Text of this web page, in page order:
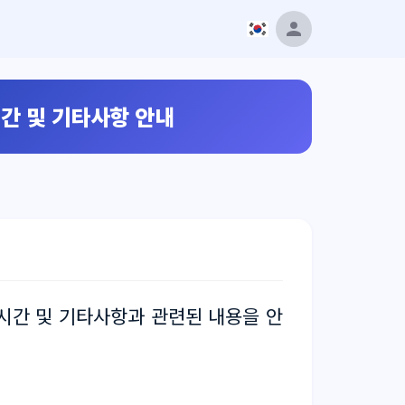
및 기타사항 안내
및 기타사항과 관련된 내용을 안